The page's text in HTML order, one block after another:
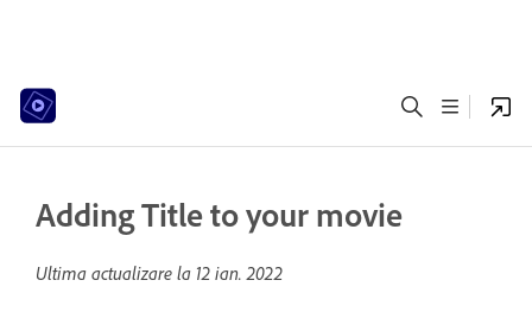
Adding Title to your movie
Ultima actualizare la 12 ian. 2022